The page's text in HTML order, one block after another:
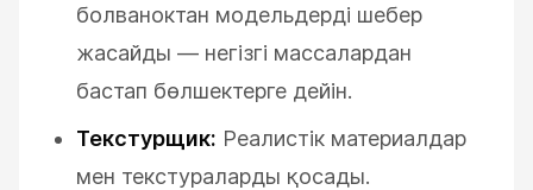
болваноктан модельдерді шебер
жасайды — негізгі массалардан
бастап бөлшектерге дейін.
Текстурщик: Реалистік материалдар
мен текстураларды қосады.